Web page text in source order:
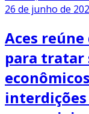
26 de junho de
Aces
para tratar
interdições